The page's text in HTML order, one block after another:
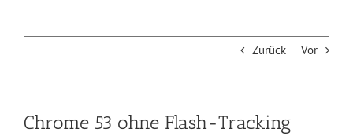
Zurück Vor
Chrome 53 ohne Flash-Tracking